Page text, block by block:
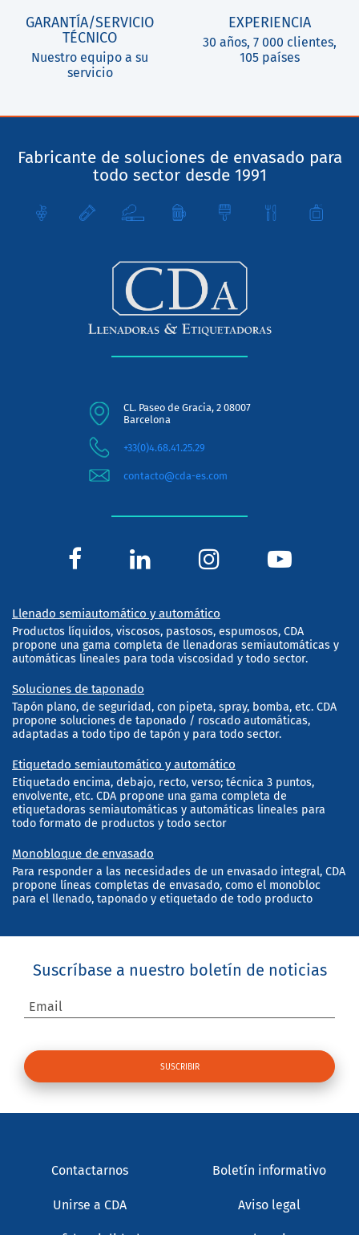
GARANTÍA/SERVICIO
TÉCNICO
Nuestro equipo a su
servicio
EXPERIENCIA
30 años, 7 000 clientes,
105 países
Fabricante de soluciones de envasado para
todo sector desde 1991
CL. Paseo de Gracia, 2 08007
Barcelona
+33(0)4.68.41.25.29
contacto@cda-es.com
Llenado semiautomático y automático
Productos líquidos, viscosos, pastosos, espumosos, CDA
propone una gama completa de llenadoras semiautomáticas y
automáticas lineales para toda viscosidad y todo sector.
Soluciones de taponado
Tapón plano, de seguridad, con pipeta, spray, bomba, etc. CDA
propone soluciones de taponado / roscado automáticas,
adaptadas a todo tipo de tapón y para todo sector.
Etiquetado semiautomático y automático
Etiquetado encima, debajo, recto, verso; técnica 3 puntos,
envolvente, etc. CDA propone una gama completa de
etiquetadoras semiautomáticas y automáticas lineales para
todo formato de productos y todo sector
Monobloque de envasado
Para responder a las necesidades de un envasado integral, CDA
propone líneas completas de envasado, como el monobloc
para el llenado, taponado y etiquetado de todo producto
Suscríbase a nuestro boletín de noticias
Email
Contactarnos Boletín informativo
Unirse a CDA Aviso legal